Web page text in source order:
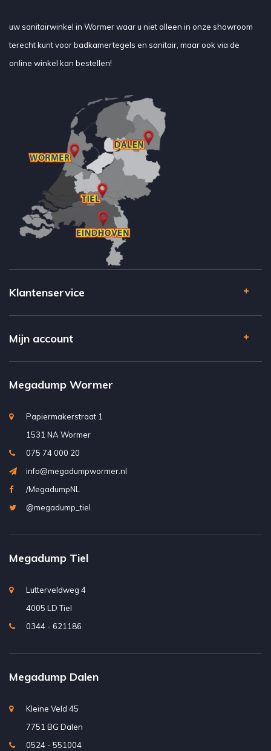
uw sanitairwinkel in Wormer waar u niet alleen in onze showroom
terecht kunt voor badkamertegels en sanitair, maar ook via de
online winkel kan bestellen!
Klantenservice
Mijn account
Megadump Wormer
Papiermakerstraat 1
1531 NA Wormer
075 74 000 20
info@megadumpwormer.nl
/MegadumpNL
@megadump_tiel
Megadump Tiel
Lutterveldweg 4
4005 LD Tiel
0344 - 621186
Megadump Dalen
Kleine Veld 45
7751 BG Dalen
0524 - 551004